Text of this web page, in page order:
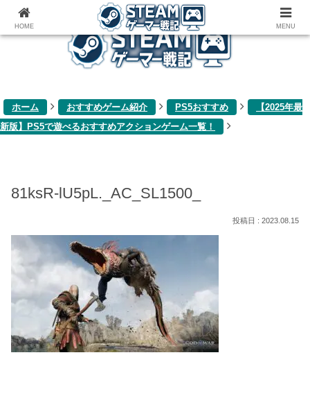
ゲーム関連雑記ブログ
ホーム おすすめゲーム紹介 PS5おすすめ
【2025年最
新版】PS5で遊べるおすすめアクションゲーム一覧！
81ksR-lU5pL._AC_SL1500_
2023.08.15
HOME MENU